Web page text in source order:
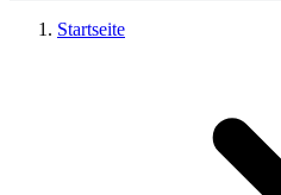
Startseite